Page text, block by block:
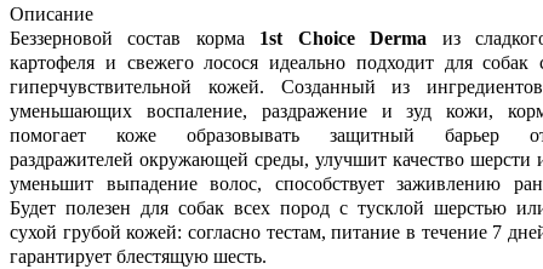
Описание
Беззерновой состав корма 1st Choice Derma из
картофеля и свежего лосося идеально подходит для собак
гиперчувствительной кожей. Созданный из
уменьшающих воспаление, раздражение и зуд кожи,
помогает коже образовывать защитный барьер
раздражителей окружающей среды, улучшит качество шерсти
уменьшит выпадение волос, способствует заживлению
Будет полезен для собак всех пород с тусклой шерстью
сухой грубой кожей: согласно тестам, питание в течение 7
гарантирует блестящую шесть.